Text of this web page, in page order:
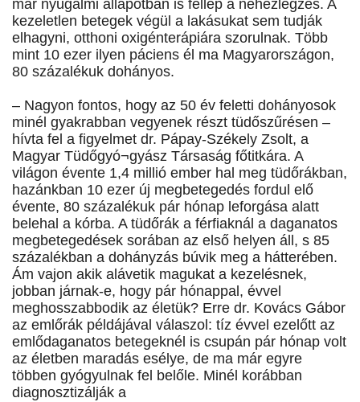
már nyugalmi állapotban is fellép a nehézlégzés. A
kezeletlen betegek végül a lakásukat sem tudják
elhagyni, otthoni oxigénterápiára szorulnak. Több
mint 10 ezer ilyen páciens él ma Magyarországon,
80 százalékuk dohányos.
– Nagyon fontos, hogy az 50 év feletti dohányosok
minél gyakrabban vegyenek részt tüdőszűrésen –
hívta fel a figyelmet dr. Pápay-Székely Zsolt, a
Magyar Tüdőgyó¬gyász Társaság főtitkára. A
világon évente 1,4 millió ember hal meg tüdőrákban,
hazánkban 10 ezer új megbetegedés fordul elő
évente, 80 százalékuk pár hónap leforgása alatt
belehal a kórba. A tüdőrák a férfiaknál a daganatos
megbetegedések sorában az első helyen áll, s 85
százalékban a dohányzás búvik meg a hátterében.
Ám vajon akik alávetik magukat a kezelésnek,
jobban járnak-e, hogy pár hónappal, évvel
meghosszabbodik az életük? Erre dr. Kovács Gábor
az emlőrák példájával válaszol: tíz évvel ezelőtt az
emlődaganatos betegeknél is csupán pár hónap volt
az életben maradás esélye, de ma már egyre
többen gyógyulnak fel belőle. Minél korábban
diagnosztizálják a